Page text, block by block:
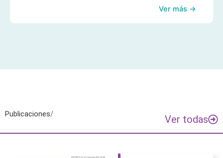
Ver más →
Publicaciones/ Ver todas